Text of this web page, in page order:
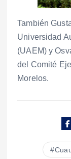
También
Universidad
(UAEM) y
del Comité
Morelos.